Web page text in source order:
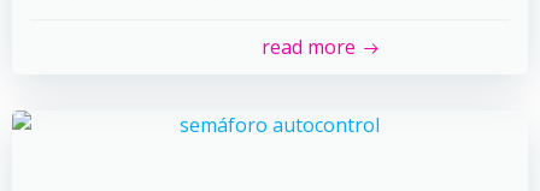
read more